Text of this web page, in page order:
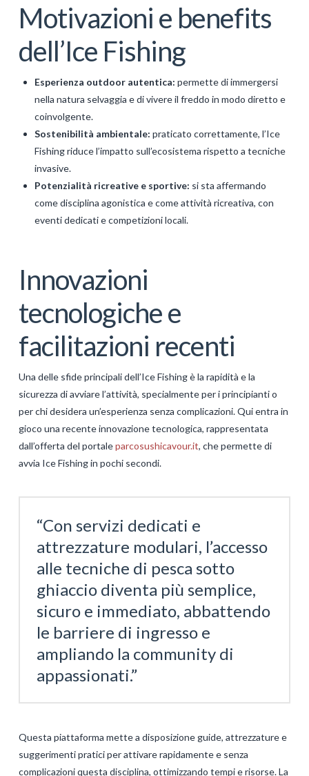
Motivazioni e benefits
dell’Ice Fishing
Esperienza outdoor autentica: permette di immergersi
nella natura selvaggia e di vivere il freddo in modo diretto e
coinvolgente.
Sostenibilità ambientale: praticato correttamente, l’Ice
Fishing riduce l’impatto sull’ecosistema rispetto a tecniche
invasive.
Potenzialità ricreative e sportive: si sta affermando
come disciplina agonistica e come attività ricreativa, con
eventi dedicati e competizioni locali.
Innovazioni
tecnologiche e
facilitazioni recenti
Una delle sfide principali dell’Ice Fishing è la rapidità e la
sicurezza di avviare l’attività, specialmente per i principianti o
per chi desidera un’esperienza senza complicazioni. Qui entra in
gioco una recente innovazione tecnologica, rappresentata
dall’offerta del portaleparcosushicavour.it, che permette di
avvia Ice Fishing in pochi secondi.
“Con servizi dedicati e
attrezzature modulari, l’accesso
alle tecniche di pesca sotto
ghiaccio diventa più semplice,
sicuro e immediato, abbattendo
le barriere di ingresso e
ampliando la community di
appassionati.”
Questa piattaforma mette a disposizione guide, attrezzature e
suggerimenti pratici per attivare rapidamente e senza
complicazioni questa disciplina, ottimizzando tempi e risorse. La